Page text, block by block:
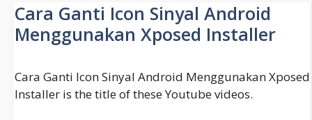
My
Everything
Cara Ganti Icon Sinyal Android
Menggunakan Xposed Installer
Cara Ganti Icon Sinyal Android Menggunakan Xposed
Installer is the title of these Youtube videos.